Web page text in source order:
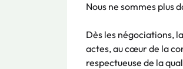
Nous ne sommes plus
Dès les négociations,
actes, au cœur de la
respectueuse de la